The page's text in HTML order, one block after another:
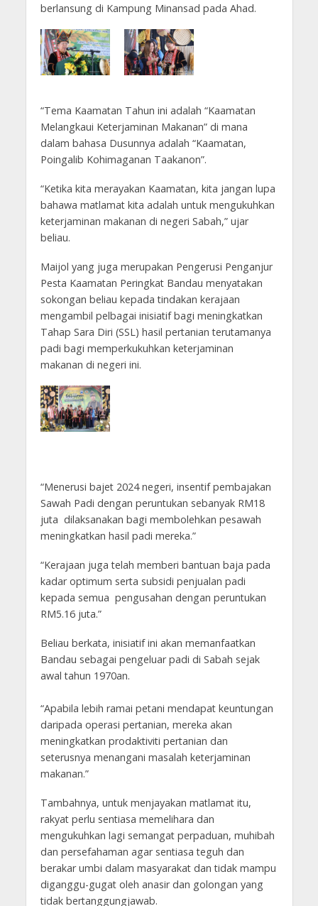
berlansung di Kampung Minansad pada Ahad.
“Tema Kaamatan Tahun ini adalah “Kaamatan
Melangkaui Keterjaminan Makanan” di mana
dalam bahasa Dusunnya adalah “Kaamatan,
Poingalib Kohimaganan Taakanon”.
“Ketika kita merayakan Kaamatan, kita jangan lupa
bahawa matlamat kita adalah untuk mengukuhkan
keterjaminan makanan di negeri Sabah,” ujar
beliau.
Maijol yang juga merupakan Pengerusi Penganjur
Pesta Kaamatan Peringkat Bandau menyatakan
sokongan beliau kepada tindakan kerajaan
mengambil pelbagai inisiatif bagi meningkatkan
Tahap Sara Diri (SSL) hasil pertanian terutamanya
padi bagi memperkukuhkan keterjaminan
makanan di negeri ini.
“Menerusi bajet 2024 negeri, insentif pembajakan
Sawah Padi dengan peruntukan sebanyak RM18
juta dilaksanakan bagi membolehkan pesawah
meningkatkan hasil padi mereka.”
“Kerajaan juga telah memberi bantuan baja pada
kadar optimum serta subsidi penjualan padi
kepada semua pengusahan dengan peruntukan
RM5.16 juta.”
Beliau berkata, inisiatif ini akan memanfaatkan
Bandau sebagai pengeluar padi di Sabah sejak
awal tahun 1970an.
“Apabila lebih ramai petani mendapat keuntungan
daripada operasi pertanian, mereka akan
meningkatkan prodaktiviti pertanian dan
seterusnya menangani masalah keterjaminan
makanan.”
Tambahnya, untuk menjayakan matlamat itu,
rakyat perlu sentiasa memelihara dan
mengukuhkan lagi semangat perpaduan, muhibah
dan persefahaman agar sentiasa teguh dan
berakar umbi dalam masyarakat dan tidak mampu
diganggu-gugat oleh anasir dan golongan yang
tidak bertanggungjawab.